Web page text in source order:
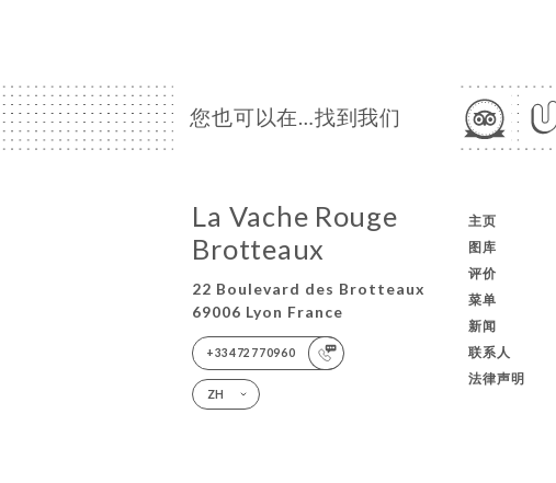
您也可以在…找到我们
La Vache Rouge
Brotteaux
22 Boulevard des Brotteaux
69006 Lyon France
+33472770960
ZH
主页
图库
评价
菜单
新闻
联系人
法律声明